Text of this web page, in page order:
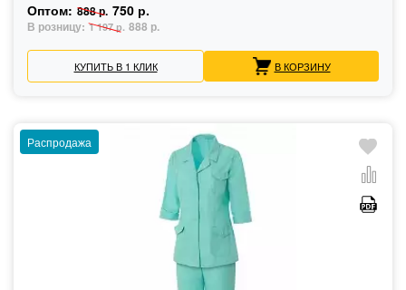
Оптом: 888 р. 750 р.
В розницу: 1 197 р. 888 р.
КУПИТЬ В 1 КЛИК В КОРЗИНУ
Распродажа